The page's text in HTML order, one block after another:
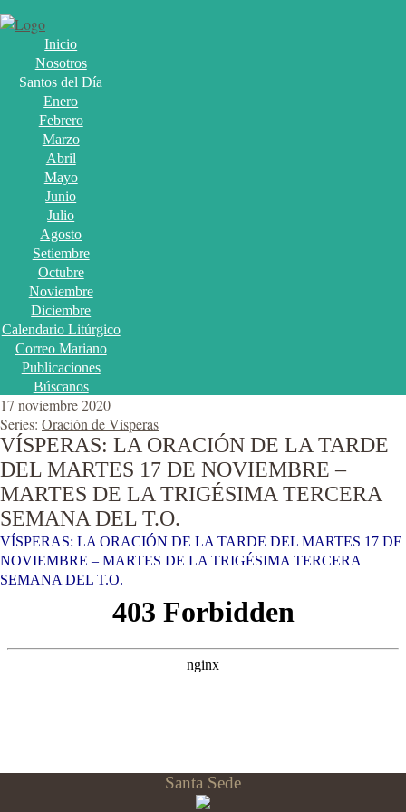
Inicio
Nosotros
Santos del Día
Enero
Febrero
Marzo
Abril
Mayo
Junio
Julio
Agosto
Setiembre
Octubre
Noviembre
Diciembre
Calendario Litúrgico
Correo Mariano
Publicaciones
Búscanos
17 noviembre 2020
Series: Oración de Vísperas
VÍSPERAS: LA ORACIÓN DE LA TARDE
DEL MARTES 17 DE NOVIEMBRE –
MARTES DE LA TRIGÉSIMA TERCERA
SEMANA DEL T.O.
VÍSPERAS: LA ORACIÓN DE LA TARDE DEL MARTES 17 DE
NOVIEMBRE – MARTES DE LA TRIGÉSIMA TERCERA
SEMANA DEL T.O.
Santa Sede